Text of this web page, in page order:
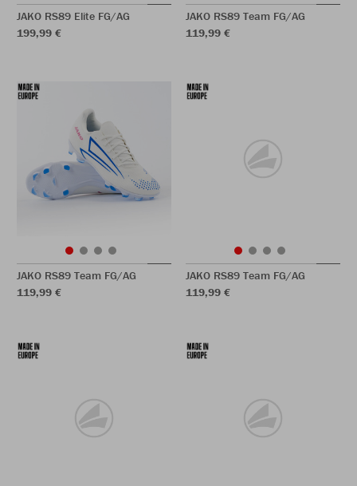
JAKO RS89 Elite FG/AG
199,99 €
JAKO RS89 Team FG/AG
119,99 €
JAKO RS89 Team FG/AG
119,99 €
JAKO RS89 Team FG/AG
119,99 €